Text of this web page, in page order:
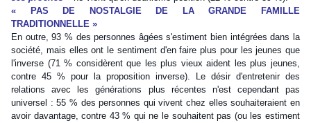
« PAS DE NOSTALGIE DE LA GRANDE FAMILLE
TRADITIONNELLE »
En outre, 93 % des personnes âgées s'estiment bien intégrées dans la
société, mais elles ont le sentiment d'en faire plus pour les jeunes que
l'inverse (71 % considèrent que les plus vieux aident les plus jeunes,
contre 45 % pour la proposition inverse). Le désir d'entretenir des
relations avec les générations plus récentes n'est cependant pas
universel : 55 % des personnes qui vivent chez elles souhaiteraient en
avoir davantage, contre 43 % qui ne le souhaitent pas (ou les estiment